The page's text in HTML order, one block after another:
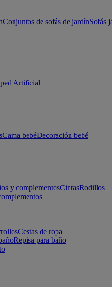
Conjuntos de sofás de jardínSofás
Artificial
Cama bebéDecoración bebé
y complementosCintasRodillos
Cestas de ropa
Repisa para baño